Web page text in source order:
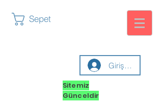
Sepet
Giriş yap
Sitemiz
Günceldir